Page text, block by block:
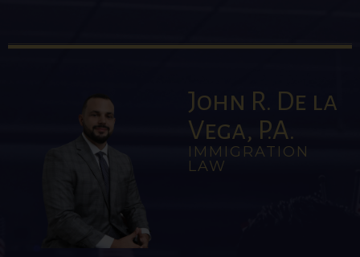
John R. De la
Vega, P.A.
IMMIGRATION
LAW